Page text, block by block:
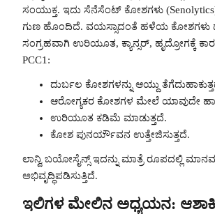
ಸಂಯುಕ್ತ. ಇದು ಸೆನೆಸೆಂಟ್ ಕೋಶಗಳು
ಗುಣ ಹೊಂದಿದೆ. ವಯಸ್ಸಾದಂತೆ ಹಳೆಯ ಕೋಶಗಳು
ಸಂಗ್ರಹವಾಗಿ ಉರಿಯೂತ, ಕ್ಯಾನ್ಸರ್, ಹೃದ್ರೋಗಕ್ಕೆ
PCC1:
ದುರ್ಬಲ ಕೋಶಗಳನ್ನು ಆಯ್ದು
ಆರೋಗ್ಯಕರ ಕೋಶಗಳ ಮೇಲೆ ಯಾವುದೇ
ಉರಿಯೂತ ಕಡಿಮೆ ಮಾಡುತ್ತದೆ.
ಕೋಶ ಪುನರ್ಯೌವನ ಉತ್ತೇಜಿಸುತ್ತದೆ.
ಲಾನ್ವಿ ಬಯೋಸೈನ್ಸ್ ಇದನ್ನು ಮಾತ್ರೆ ರೂಪದಲ್ಲಿ
ಅಭಿವೃದ್ಧಿಪಡಿಸುತ್ತಿದೆ.
ಇಲಿಗಳ ಮೇಲಿನ ಅಧ್ಯಯನ: